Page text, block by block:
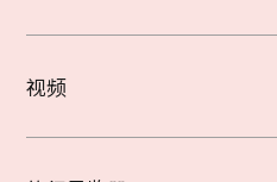
视频